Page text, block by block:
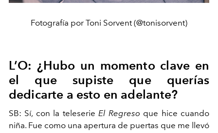
Fotografía por Toni Sorvent (@tonisorvent)
L’O: ¿Hubo un momento clave en
el que supiste que querías
dedicarte a esto en adelante?
SB: Sí, con la teleserie El Regreso que hice cuando
niña. Fue como una apertura de puertas que me llevó